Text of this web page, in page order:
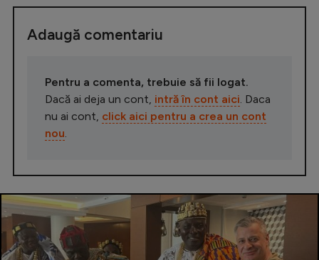
Adaugă comentariu
Pentru a comenta, trebuie să fii logat.
Dacă ai deja un cont, intră în cont aici. Daca
nu ai cont, click aici pentru a crea un cont
nou.